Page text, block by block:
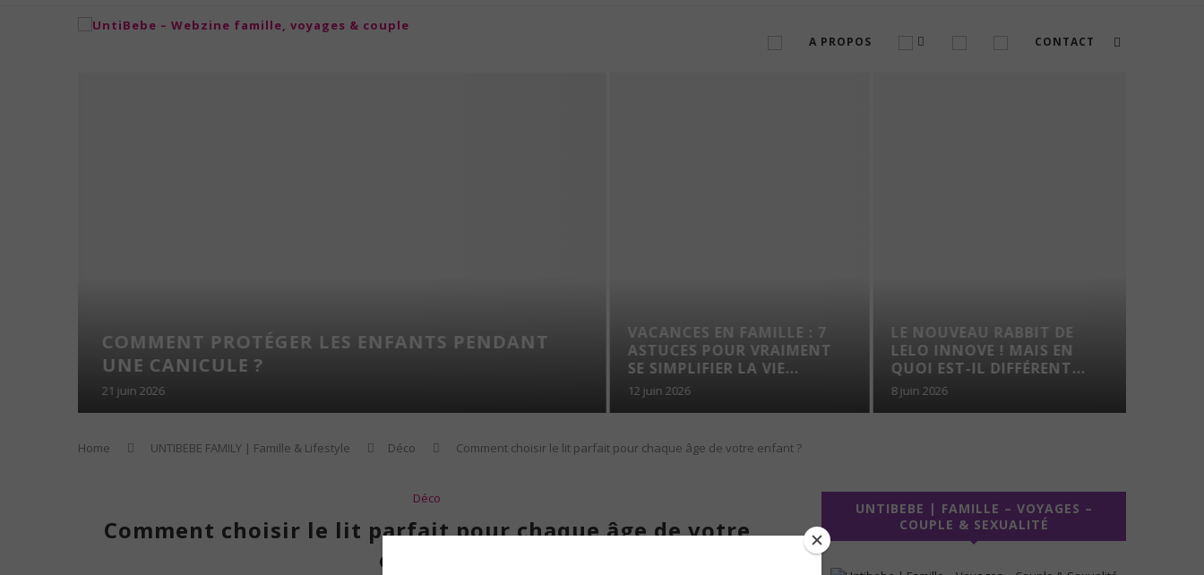
A PROPOS CONTACT
COMMENT PROTÉGER LES ENFANTS PENDANT
UNE CANICULE ?
21 juin 2026
VACANCES EN FAMILLE : 7
ASTUCES POUR VRAIMENT
SE SIMPLIFIER LA VIE...
12 juin 2026
LE NOUVEAU RABBIT DE
LELO INNOVE ! MAIS EN
QUOI EST-IL DIFFÉRENT...
8 juin 2026
Home UNTIBEBE FAMILY | Famille & Lifestyle Déco Comment choisir le lit parfait pour chaque âge de votre enfant ?
Déco
Comment choisir le lit parfait pour chaque âge de votre
enfant ?
UNTIBEBE | FAMILLE – VOYAGES –
COUPLE & SEXUALITÉ